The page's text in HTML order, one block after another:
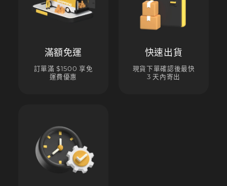
滿額免運
訂單滿 $1500 享免
運費優惠
快速出貨
現貨下單確認後最快
3 天內寄出